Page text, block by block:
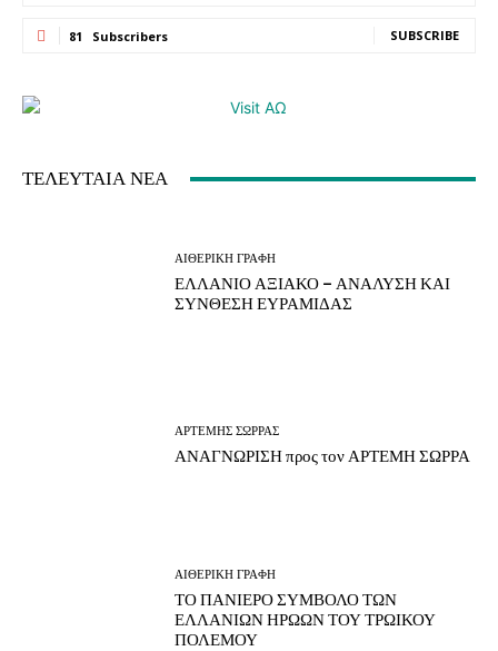
81 Subscribers SUBSCRIBE
ΤΕΛΕΥΤΑΙΑ ΝΕΑ
ΑΙΘΕΡΙΚΗ ΓΡΑΦΗ
ΕΛΛΑΝΙΟ ΑΞΙΑΚΟ – ΑΝΑΛΥΣΗ ΚΑΙ
ΣΥΝΘΕΣΗ ΕΥΡΑΜΙΔΑΣ
ΑΡΤΕΜΗΣ ΣΩΡΡΑΣ
ΑΝΑΓΝΩΡΙΣΗ προς τον ΑΡΤΕΜΗ ΣΩΡΡΑ
ΑΙΘΕΡΙΚΗ ΓΡΑΦΗ
ΤΟ ΠΑΝΙΕΡΟ ΣΥΜΒΟΛΟ ΤΩΝ
ΕΛΛΑΝΙΩΝ ΗΡΩΩΝ ΤΟΥ ΤΡΩΙΚΟΥ
ΠΟΛΕΜΟΥ